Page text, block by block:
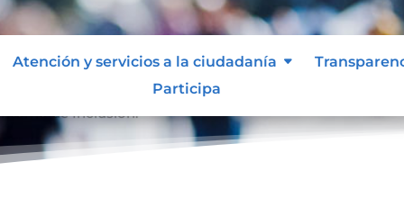
Atención y servicios a la ciudadanía
Participa
de Inclusión.